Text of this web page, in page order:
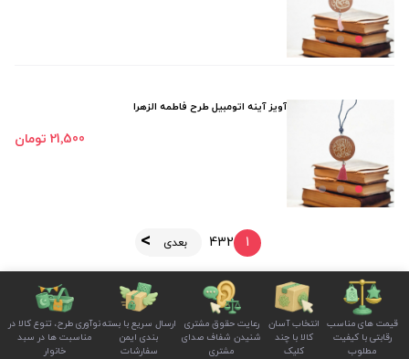
آویز آینه اتومبیل طرح فاطمه الزهرا
21٬500 تومان
1
2
3
4 بعدی
قیمت های مناسب
رقابتی با کیفیت
مطلوب
انتخاب آسان
کالا با چند
کلیک
رعایت حقوق مشتری
شنیدن شفاف صدای
مشتری
ارسال سریع با بسته
بندی ایمن
سفارشات
نوآوری طرح، تنوع کالا در
مناسبت ها در سبد
خانوار